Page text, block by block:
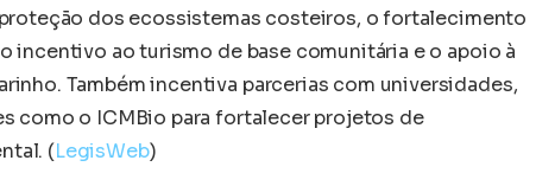
dos ecossistemas costeiros, o fortalecimento
incentivo ao turismo de base comunitária e o apoio à
Também incentiva parcerias com universidades,
como o ICMBio para fortalecer projetos de
(LegisWeb)